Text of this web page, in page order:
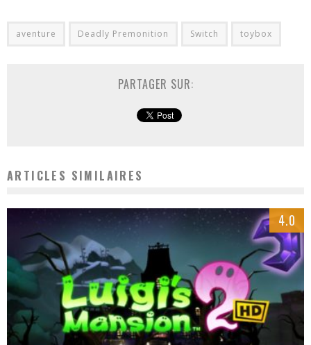
aventure Deadly Premonition Switch toybox
PARTAGER SUR:
ARTICLES SIMILAIRES
4.0